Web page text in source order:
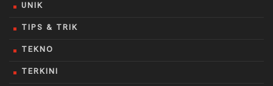
UNIK
TIPS & TRIK
TEKNO
TERKINI